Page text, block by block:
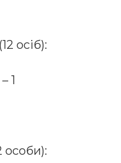
осіб):
1
особи):